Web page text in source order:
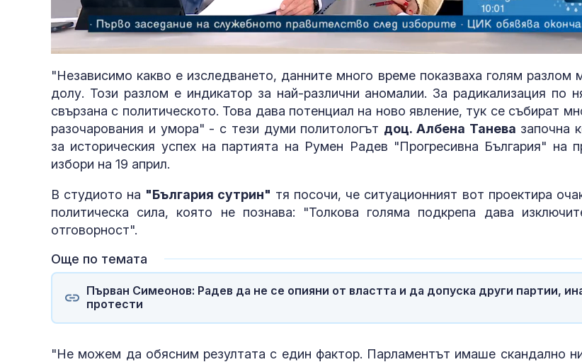
"Независимо какво е изследването, данните много време показваха голям разлом
долу. Този разлом е индикатор за най-различни аномалии. За радикализация по
свързана с политическото. Това дава потенциал на ново явление, тук се събират
разочарования и умора" - с тези думи политологът доц. Албена Танева започна
за историческия успех на партията на Румен Радев "Прогресивна България" на
избори на 19 април.
В студиото на "България сутрин" тя посочи, че ситуационният вот проектира
политическа сила, която не познава: "Толкова голяма подкрепа дава
отговорност".
Още по темата
Първан Симеонов: Радев да не се опияни от властта и да допуска други партии,
протести
"Не можем да обясним резултата с един фактор. Парламентът имаше скандално
в